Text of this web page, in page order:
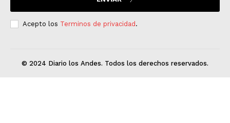
Acepto los Terminos de privacidad.
© 2024 Diario los Andes. Todos los derechos reservados.